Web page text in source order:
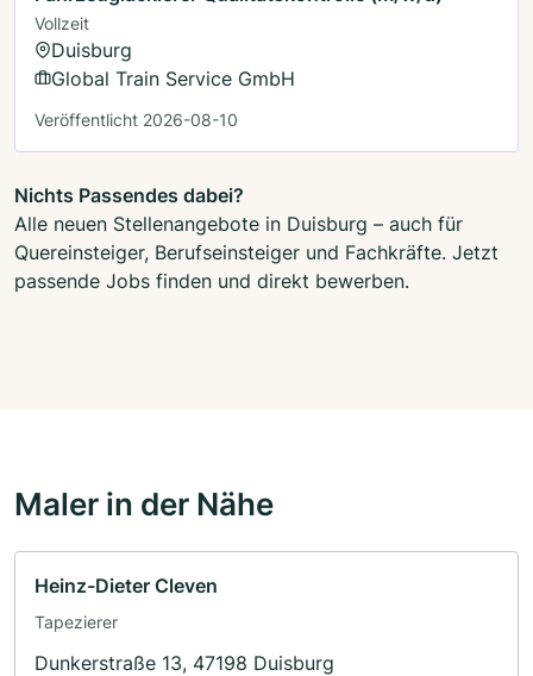
Vollzeit
Duisburg
Global Train Service GmbH
Veröffentlicht 2026-08-10
Nichts Passendes dabei?
Alle neuen Stellenangebote in Duisburg – auch für
Quereinsteiger, Berufseinsteiger und Fachkräfte. Jetzt
passende Jobs finden und direkt bewerben.
Maler in der Nähe
Heinz-Dieter Cleven
Tapezierer
Dunkerstraße 13, 47198 Duisburg